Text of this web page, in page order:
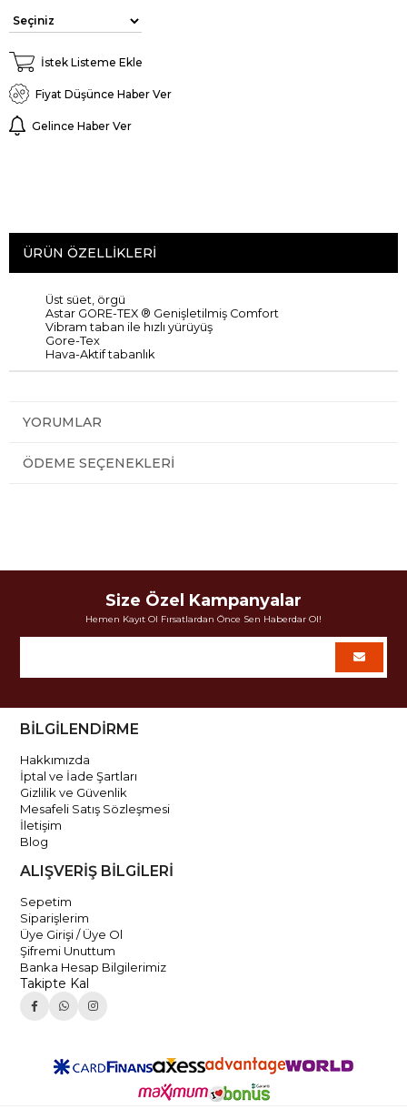
İstek Listeme Ekle
Fiyat Düşünce Haber Ver
Gelince Haber Ver
ÜRÜN ÖZELLIKLERI
Üst süet örgü
Astar GORE-TEX ® Genişletilmiş Comfort
Vibram taban ile hızlı yürüyüş
Gore-Tex
Hava-Aktiftabanlık
YORUMLAR
ÖDEME SEÇENEKLERI
Size Özel Kampanyalar
Hemen Kayıt Ol Fırsatlardan Önce Sen Haberdar Ol!
BİLGİLENDİRME
Hakkımızda
İptal ve İade Şartları
Gizlilik ve Güvenlik
Mesafeli Satış Sözleşmesi
İletişim
Blog
ALIŞVERİŞ BİLGİLERİ
Sepetim
Siparişlerim
Üye Girişi / Üye Ol
Şifremi Unuttum
Banka Hesap Bilgilerimiz
Takipte Kal